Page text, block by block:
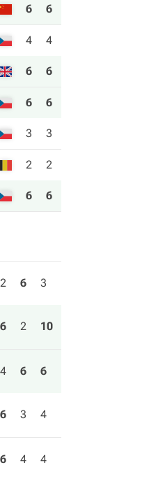
6 6
4 4
6 6
6 6
3 3
2 2
6 6
2 6 3
6 2 10
4 6 6
6 3 4
6 4 4